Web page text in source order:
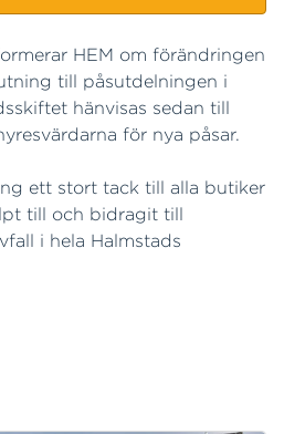
HEM om förändringen
till påsutdelningen i
hänvisas sedan till
för nya påsar.
ett stort tack till alla butiker
till och bidragit till
i hela Halmstads